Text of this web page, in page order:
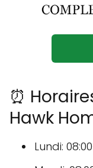
⏰
Hawk
Lundi: